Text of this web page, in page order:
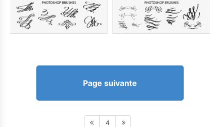
Page suivante
4